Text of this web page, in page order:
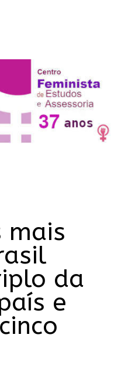
mais
da
e